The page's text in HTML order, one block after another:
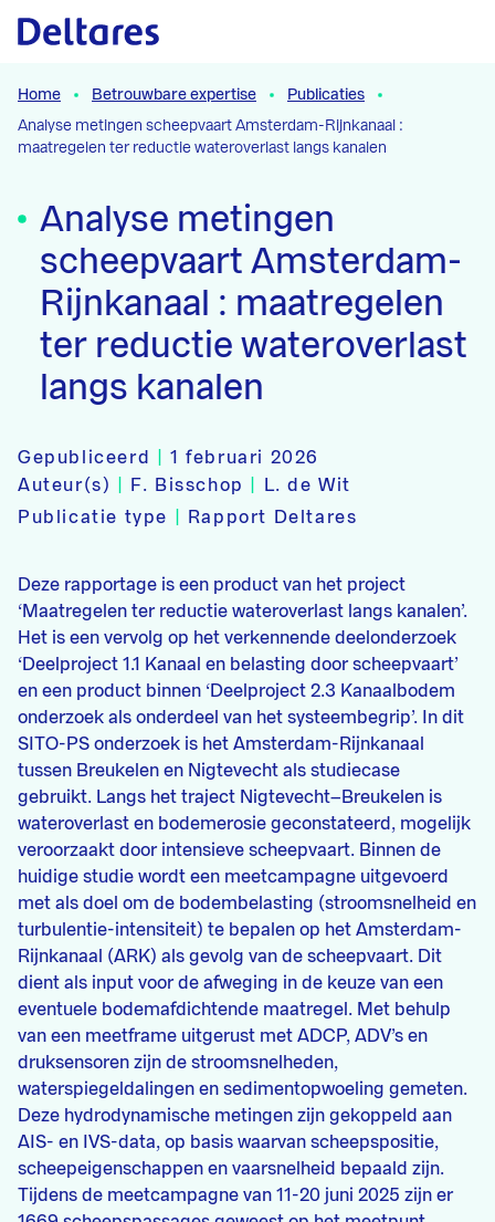
Naar hoofdcontent
Home Betrouwbare expertise
Publicaties
Analyse metingen scheepvaart Amsterdam-Rijnkanaal :
maatregelen ter reductie wateroverlast langs kanalen
Analyse metingen
scheepvaart Amsterdam-
Rijnkanaal : maatregelen
ter reductie wateroverlast
langs kanalen
Gepubliceerd |1 februari 2026
Auteur(s)
F. Bisschop
L. de Wit
Publicatie type
Rapport Deltares
Deze rapportage is een product van het project
‘Maatregelen ter reductie wateroverlast langs kanalen’.
Het is een vervolg op het verkennende deelonderzoek
‘Deelproject 1.1 Kanaal en belasting door scheepvaart’
en een product binnen ‘Deelproject 2.3 Kanaalbodem
onderzoek als onderdeel van het systeembegrip’. In dit
SITO-PS onderzoek is het Amsterdam-Rijnkanaal
tussen Breukelen en Nigtevecht als studiecase
gebruikt. Langs het traject Nigtevecht–Breukelen is
wateroverlast en bodemerosie geconstateerd, mogelijk
veroorzaakt door intensieve scheepvaart. Binnen de
huidige studie wordt een meetcampagne uitgevoerd
met als doel om de bodembelasting (stroomsnelheid en
turbulentie-intensiteit) te bepalen op het Amsterdam-
Rijnkanaal (ARK) als gevolg van de scheepvaart. Dit
dient als input voor de afweging in de keuze van een
eventuele bodemafdichtende maatregel. Met behulp
van een meetframe uitgerust met ADCP, ADV’s en
druksensoren zijn de stroomsnelheden,
waterspiegeldalingen en sedimentopwoeling gemeten.
Deze hydrodynamische metingen zijn gekoppeld aan
AIS- en IVS-data, op basis waarvan scheepspositie,
scheepeigenschappen en vaarsnelheid bepaald zijn.
Tijdens de meetcampagne van 11-20 juni 2025 zijn er